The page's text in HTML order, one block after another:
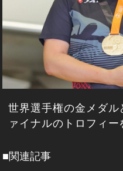
世界選手権の金メダル
ァイナルのトロフィ
■関連記事